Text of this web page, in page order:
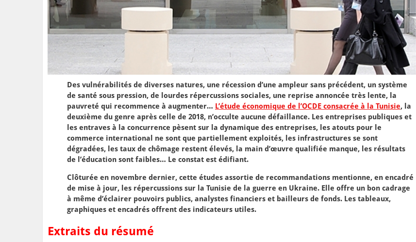
Des vulnérabilités de diverses natures, une récession d’une ampleur sans précédent, un système
de santé sous pression, de lourdes répercussions sociales, une reprise annoncée très lente, la
pauvreté qui recommence à augmenter… L’étude économique de l’OCDE consacrée à la Tunisie, la
deuxième du genre après celle de 2018, n’occulte aucune défaillance. Les entreprises publiques et
les entraves à la concurrence pèsent sur la dynamique des entreprises, les atouts pour le
commerce international ne sont que partiellement exploités, les infrastructures se sont
dégradées, les taux de chômage restent élevés, la main d’œuvre qualifiée manque, les résultats
de l’éducation sont faibles… Le constat est édifiant.
Clôturée en novembre dernier, cette études assortie de recommandations mentionne, en encadré
de mise à jour, les répercussions sur la Tunisie de la guerre en Ukraine. Elle offre un bon cadrage
à même d’éclairer pouvoirs publics, analystes financiers et bailleurs de fonds. Les tableaux,
graphiques et encadrés offrent des indicateurs utiles.
Extraits du résumé